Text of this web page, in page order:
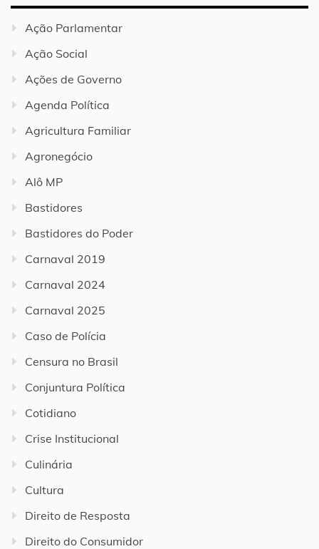
Ação Parlamentar
Ação Social
Ações de Governo
Agenda Política
Agricultura Familiar
Agronegócio
Alô MP
Bastidores
Bastidores do Poder
Carnaval 2019
Carnaval 2024
Carnaval 2025
Caso de Polícia
Censura no Brasil
Conjuntura Política
Cotidiano
Crise Institucional
Culinária
Cultura
Direito de Resposta
Direito do Consumidor